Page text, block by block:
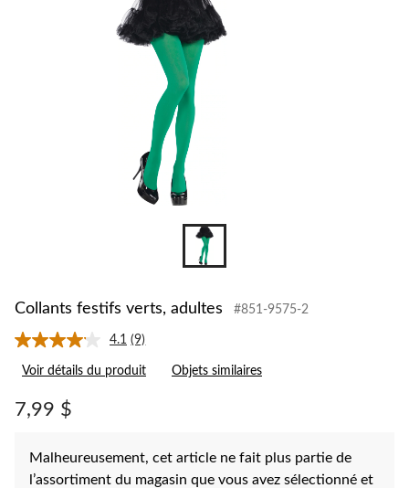
Collants festifs verts, adultes #851-9575-2
4.1 Lire
les
9
même
page.
(9)
Voir détails du produit Objets similaires
7,99 $
Malheureusement, cet article ne fait plus partie de
l’assortiment du magasin que vous avez sélectionné et